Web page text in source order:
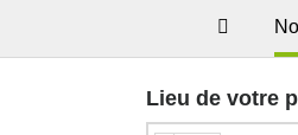
Lieu de votre